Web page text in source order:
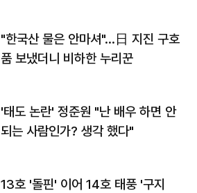
"한국산 물은 안마셔"…日 지진 구호
품 보냈더니 비하한 누리꾼
'태도 논란' 정준원 "난 배우 하면 안
되는 사람인가? 생각 했다"
13호 '돌핀' 이어 14호 태풍 '구지